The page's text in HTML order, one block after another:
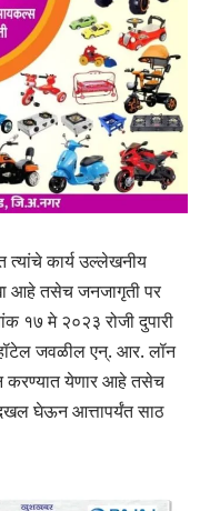
त्यांचे कार्य उल्लेखनीय
आहे तसेच जनजागृती पर
१७ मे २०२३ रोजी दुपारी
जवळील एन्. आर. लॉन
करण्यात येणार आहे तसेच
दखल घेऊन आत्तापर्यंत साठ